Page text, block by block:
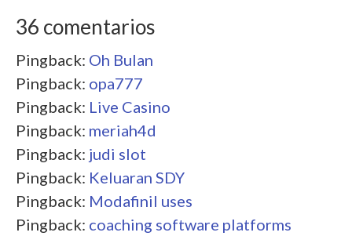
36 comentarios
Pingback: Oh Bulan
Pingback: opa777
Pingback: Live Casino
Pingback: meriah4d
Pingback: judi slot
Pingback: Keluaran SDY
Pingback: Modafinil uses
Pingback: coaching software platforms